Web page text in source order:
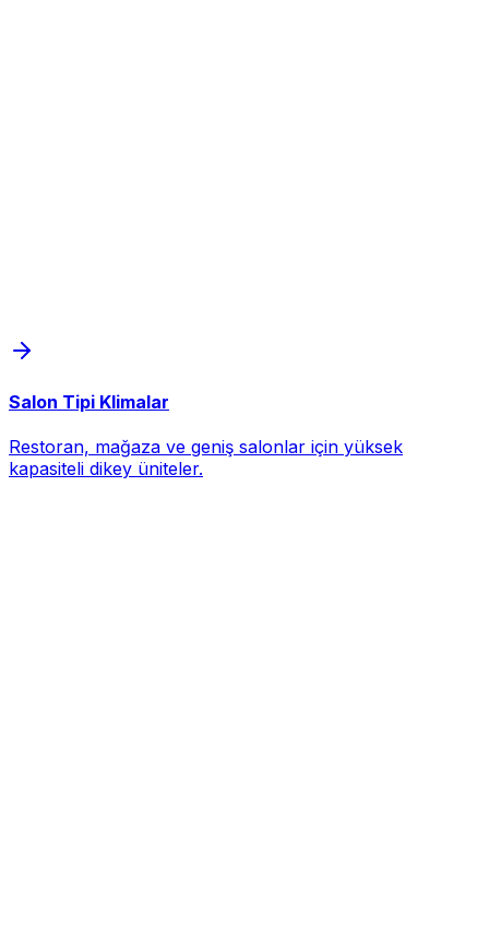
Salon Tipi Klimalar
Restoran, mağaza ve geniş salonlar için yüksek
kapasiteli dikey üniteler.